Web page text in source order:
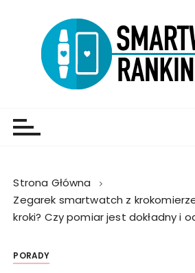
Strona Główna
Zegarek smartwatch z
kroki? Czy pomiar jest dokładny i
PORADY